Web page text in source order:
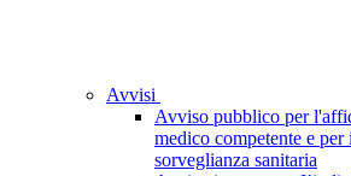
Avvisi
Avviso pubblico per
medico competente e
sorveglianza sanitaria